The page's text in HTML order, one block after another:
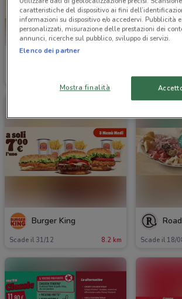
Scade il 14/
Burger King
Scade il 31/12 8.2 km Scade il 18/
caratteristiche del dispositivo ai fini
informazioni su dispositivo e/o accedervi. Pubblicità
personalizzati, misurazione delle prestazioni dei
annunci, ricerche sul pubblico, sviluppo di servizi.
Elenco dei partner
Mostra finalità